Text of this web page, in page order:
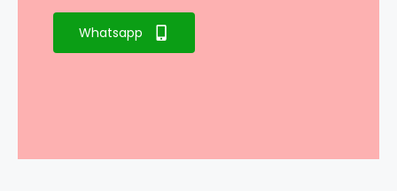
Whatsapp